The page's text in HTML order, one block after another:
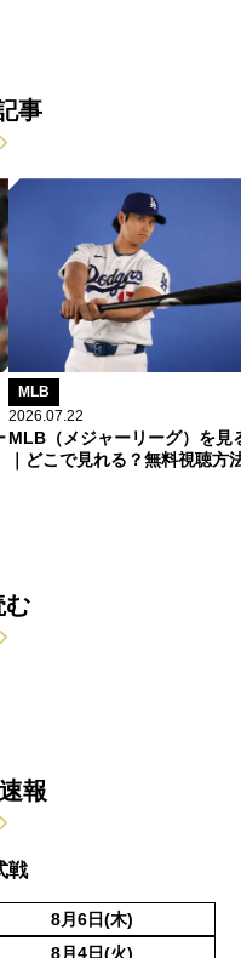
事
MLB
2026.07.22
MLB（メジャーリーグ）を見
｜どこで見れる？無料視聴方
む
報
戦
8月6日(木)
8月4日(火)